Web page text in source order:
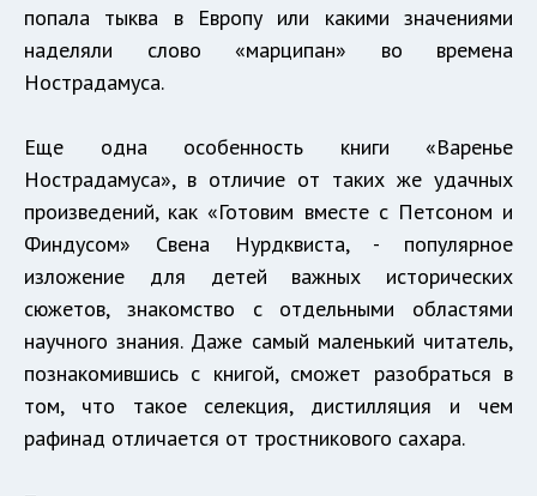
попала тыква в Европу или какими значениями
наделяли слово «марципан» во времена
Нострадамуса.
Еще одна особенность книги «Варенье
Нострадамуса», в отличие от таких же удачных
произведений, как «Готовим вместе с Петсоном и
Финдусом» Свена Нурдквиста, - популярное
изложение для детей важных исторических
сюжетов, знакомство с отдельными областями
научного знания. Даже самый маленький читатель,
познакомившись с книгой, сможет разобраться в
том, что такое селекция, дистилляция и чем
рафинад отличается от тростникового сахара.